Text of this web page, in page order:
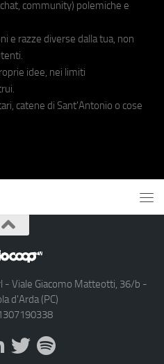
community) polemiche e
e razze diverse dalla tua, non
idee, nei limiti
catene di Sant'Antonio o cose
- Viale Giacomo Matteotti, 36/b -
d'Arda (PC)